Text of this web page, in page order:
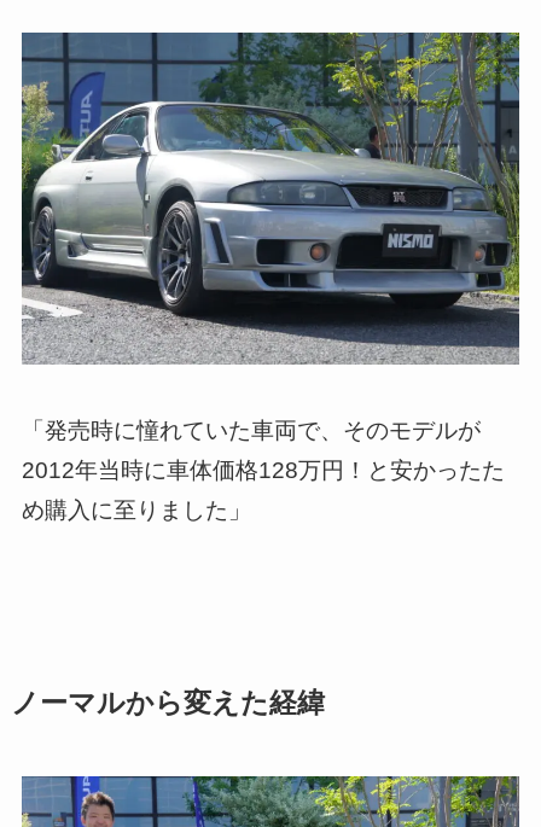
「発売時に憧れていた車両で、そのモデルが
2012年当時に車体価格128万円！と安かったた
め購入に至りました」
ノーマルから変えた経緯